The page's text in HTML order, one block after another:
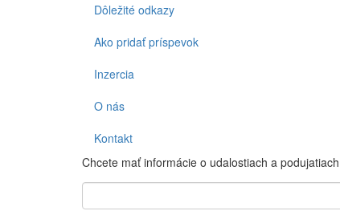
Footer
Dôležité odkazy
Ako pridať príspevok
Inzercia
O nás
Kontakt
Chcete mať informácie o udalostiach a